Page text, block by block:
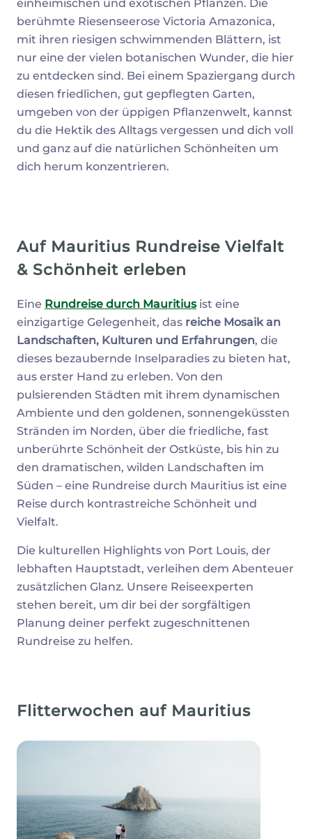
einheimischen und exotischen Pflanzen. Die
berühmte Riesenseerose Victoria Amazonica,
mit ihren riesigen schwimmenden Blättern, ist
nur eine der vielen botanischen Wunder, die hier
zu entdecken sind. Bei einem Spaziergang durch
diesen friedlichen, gut gepflegten Garten,
umgeben von der üppigen Pflanzenwelt, kannst
du die Hektik des Alltags vergessen und dich voll
und ganz auf die natürlichen Schönheiten um
dich herum konzentrieren.
Auf Mauritius Rundreise Vielfalt
& Schönheit erleben
Eine Rundreise durch Mauritiusist eine
einzigartige Gelegenheit, das reiche Mosaik an
Landschaften, Kulturen und Erfahrungen, die
dieses bezaubernde Inselparadies zu bieten hat,
aus erster Hand zu erleben. Von den
pulsierenden Städten mit ihrem dynamischen
Ambiente und den goldenen, sonnengeküssten
Stränden im Norden, über die friedliche, fast
unberührte Schönheit der Ostküste, bis hin zu
den dramatischen, wilden Landschaften im
Süden – eine Rundreise durch Mauritius ist eine
Reise durch kontrastreiche Schönheit und
Vielfalt.
Die kulturellen Highlights von Port Louis, der
lebhaften Hauptstadt, verleihen dem Abenteuer
zusätzlichen Glanz. Unsere Reiseexperten
stehen bereit, um dir bei der sorgfältigen
Planung deiner perfekt zugeschnittenen
Rundreise zu helfen.
Flitterwochen auf Mauritius